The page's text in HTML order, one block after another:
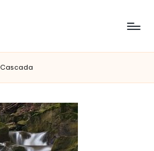
Cascada